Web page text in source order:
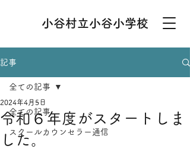
小谷村立小谷小学校
記事
全ての記事
スクールカウンセラー通信
全ての記事
令和６年度がスタートしま
した。
2024年4月5日